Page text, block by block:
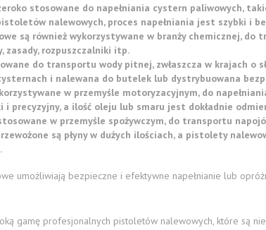
stosowane do napełniania cystern paliwowych,
nalewowych, proces napełniania jest szybki i
są również wykorzystywane w branży chemicznej, do
zasady, rozpuszczalniki itp.
do transportu wody pitnej, zwłaszcza w krajach o
i nalewana do butelek lub dystrybuowana
w przemyśle motoryzacyjnym, do
i precyzyjny, a ilość oleju lub smaru jest dokładnie
w przemyśle spożywczym, do transportu
są płyny w dużych ilościach, a pistolety
umożliwiają bezpieczne i efektywne napełnianie lub
gamę profesjonalnych pistoletów nalewowych, które są